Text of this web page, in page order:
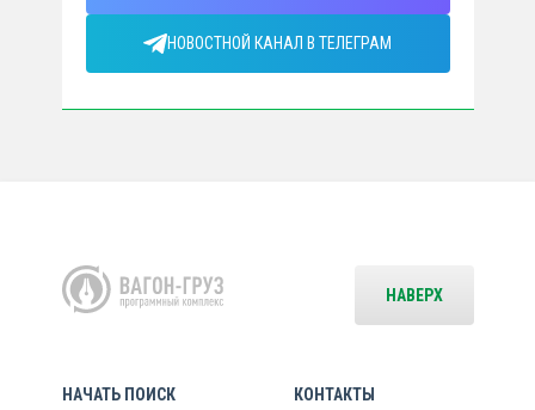
НОВОСТНОЙ КАНАЛ В ТЕЛЕГРАМ
НАЧАТЬ ПОИСК КОНТАКТЫ
НАВЕРХ